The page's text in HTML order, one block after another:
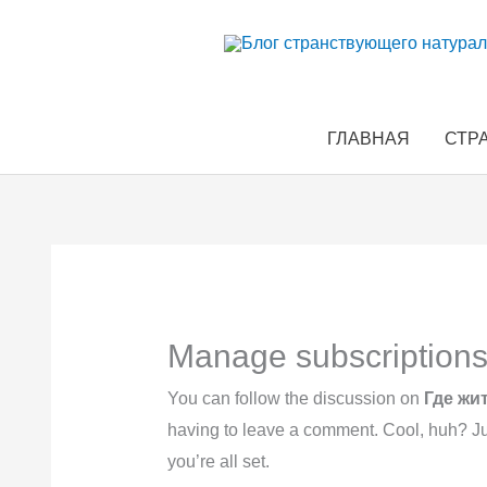
ГЛАВНАЯ
Manage subscriptions
You can follow the discussion on Где
having to leave a comment. Cool, huh?
you’re all set.